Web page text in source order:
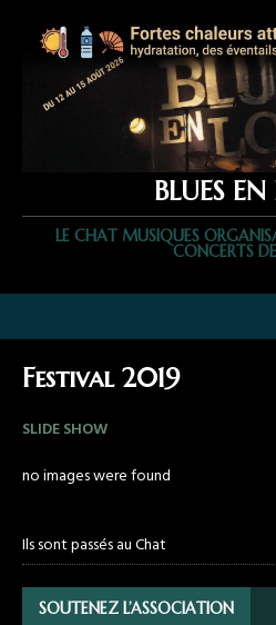
BLUES EN
LE CHAT MUSIQUES
CONCERTS
Festival 2019
SLIDE SHOW
no images were found
Ils sont passés au Chat
SOUTENEZ L’ASSOCIATION